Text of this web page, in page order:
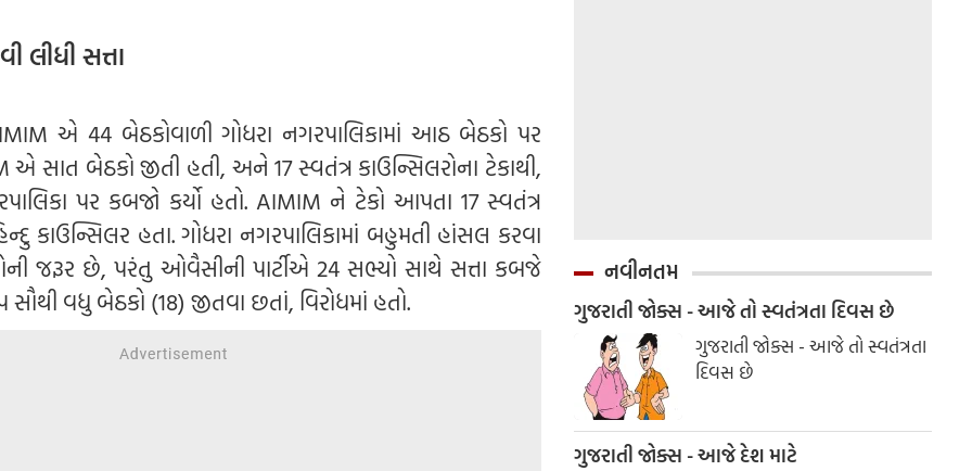
લીધી સત્તા
એ 44 બેઠકોવાળી ગોધરા નગરપાલિકામાં આઠ બેઠકો પર
સાત બેઠકો જીતી હતી, અને 17 સ્વતંત્ર કાઉન્સિલરોના ટેકાથી,
પર કબજો કર્યો હતો. AIMIM ને ટેકો આપતા 17 સ્વતંત્ર
કાઉન્સિલર હતા. ગોધરા નગરપાલિકામાં બહુમતી હાંસલ કરવા
જરૂર છે, પરંતુ ઓવૈસીની પાર્ટીએ 24 સભ્યો સાથે સત્તા કબજે
વધુ બેઠકો (18) જીતવા છતાં, વિરોધમાં હતો.
નવીનતમ
ગુજરાતી જોક્સ - આજે તો સ્વતંત્રતા દિવસ છે
ગુજરાતી જોક્સ - આજે તો સ્વતંત્રતા
દિવસ છે
ગુજરાતી જોક્સ - આજે દેશ માટે